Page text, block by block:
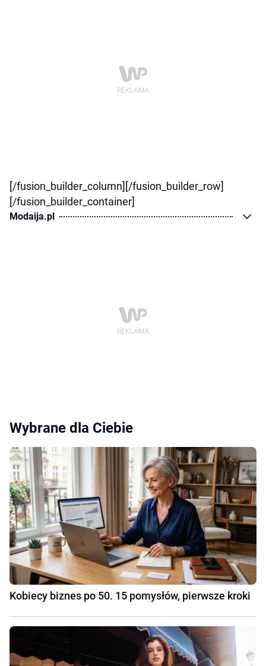
[/fusion_builder_column][/fusion_builder_row]
[/fusion_builder_container]
Modaija.pl
Wybrane dla Ciebie
Kobiecy biznes po 50. 15 pomysłów, pierwsze kroki